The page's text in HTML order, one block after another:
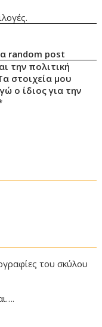
random post
την πολιτική
στοιχεία μου
ο ίδιος για την
του σκύλου